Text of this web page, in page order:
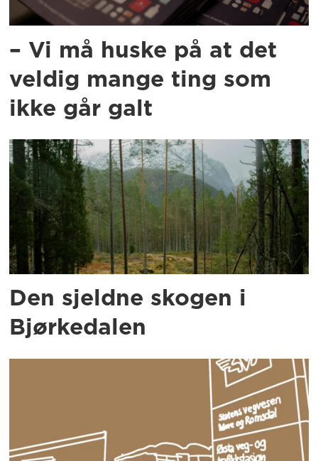
– Vi må huske på at det
veldig mange ting som
ikke går galt
Den sjeldne skogen i
Bjørkedalen